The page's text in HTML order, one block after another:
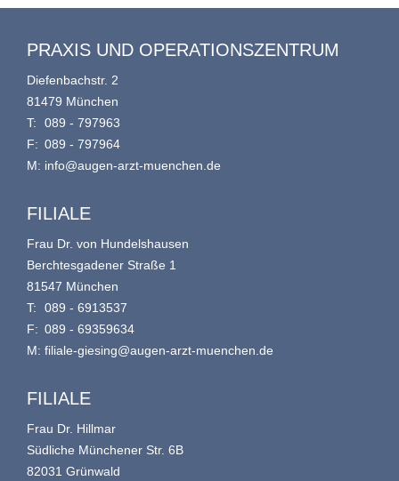
PRAXIS UND OPERATIONSZENTRUM
Diefenbachstr. 2
81479 München
T:
089 - 797963
F: 089 - 797964
M: info@augen-arzt-muenchen.de
FILIALE
Frau Dr. von Hundelshausen
Berchtesgadener Straße 1
81547 München
T:
089 - 6913537
F: 089 - 69359634
M: filiale-giesing@augen-arzt-muenchen.de
FILIALE
Frau Dr. Hillmar
Südliche Münchener Str. 6B
82031 Grünwald